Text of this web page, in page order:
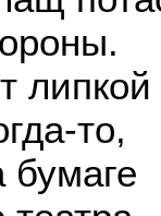
липкой
то,
бумаге